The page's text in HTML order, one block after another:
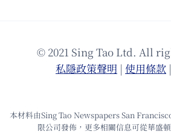
© 2021 Sing Tao Ltd. All
私隱政策聲明 | 使⽤條款 |
本材料由Sing Tao Newspapers San
限公司發佈，更多相關信息可從華盛